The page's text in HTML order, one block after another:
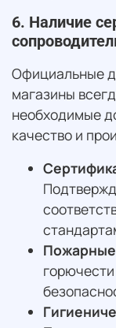
6. Наличие
Официальные
магазины
необходимые
качество и